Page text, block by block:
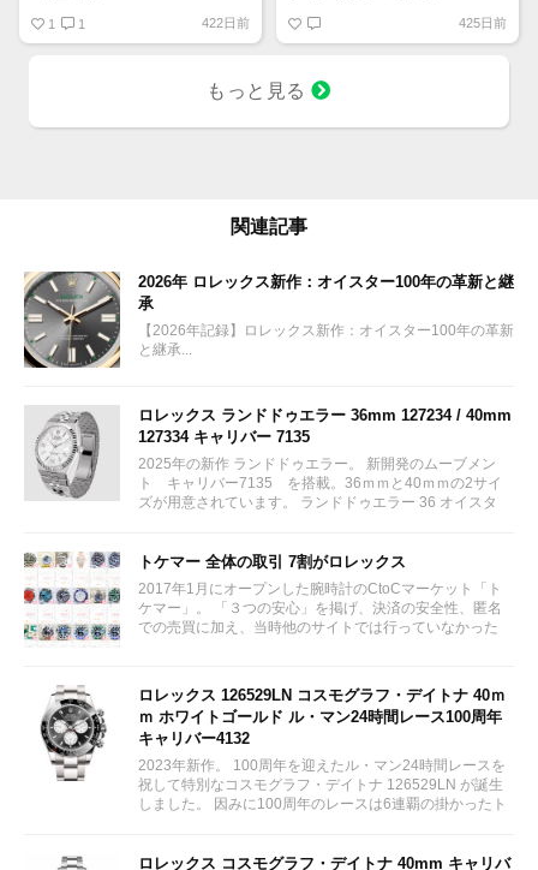
銘柄番号7932 ニッピ
1 1 422日前 425日前
もっと見る
関連記事
2026年 ロレックス新作：オイスター100年の革新と継
承
【2026年記録】ロレックス新作：オイスター100年の革新
と継承...
ロレックス ランドドゥエラー 36mm 127234 / 40mm
127334 キャリバー 7135
2025年の新作 ランドドゥエラー。 新開発のムーブメン
ト キャリバー7135 を搭載。36ｍｍと40ｍｍの2サイ
ズが用意されています。 ランドドゥエラー 36 オイスタ
トケマー 全体の取引 7割がロレックス
2017年1月にオープンした腕時計のCtoCマーケット「ト
ケマー」。 「３つの安心」を掲げ、決済の安全性、匿名
での売買に加え、当時他のサイトでは行っていなかった
ロレックス 126529LN コスモグラフ・デイトナ 40ｍ
ｍ ホワイトゴールド ル・マン24時間レース100周年
キャリバー4132
2023年新作。 100周年を迎えたル・マン24時間レースを
祝して特別なコスモグラフ・デイトナ 126529LN が誕生
しました。 因みに100周年のレースは6連覇の掛かったト
ロレックス コスモグラフ・デイトナ 40mm キャリバ